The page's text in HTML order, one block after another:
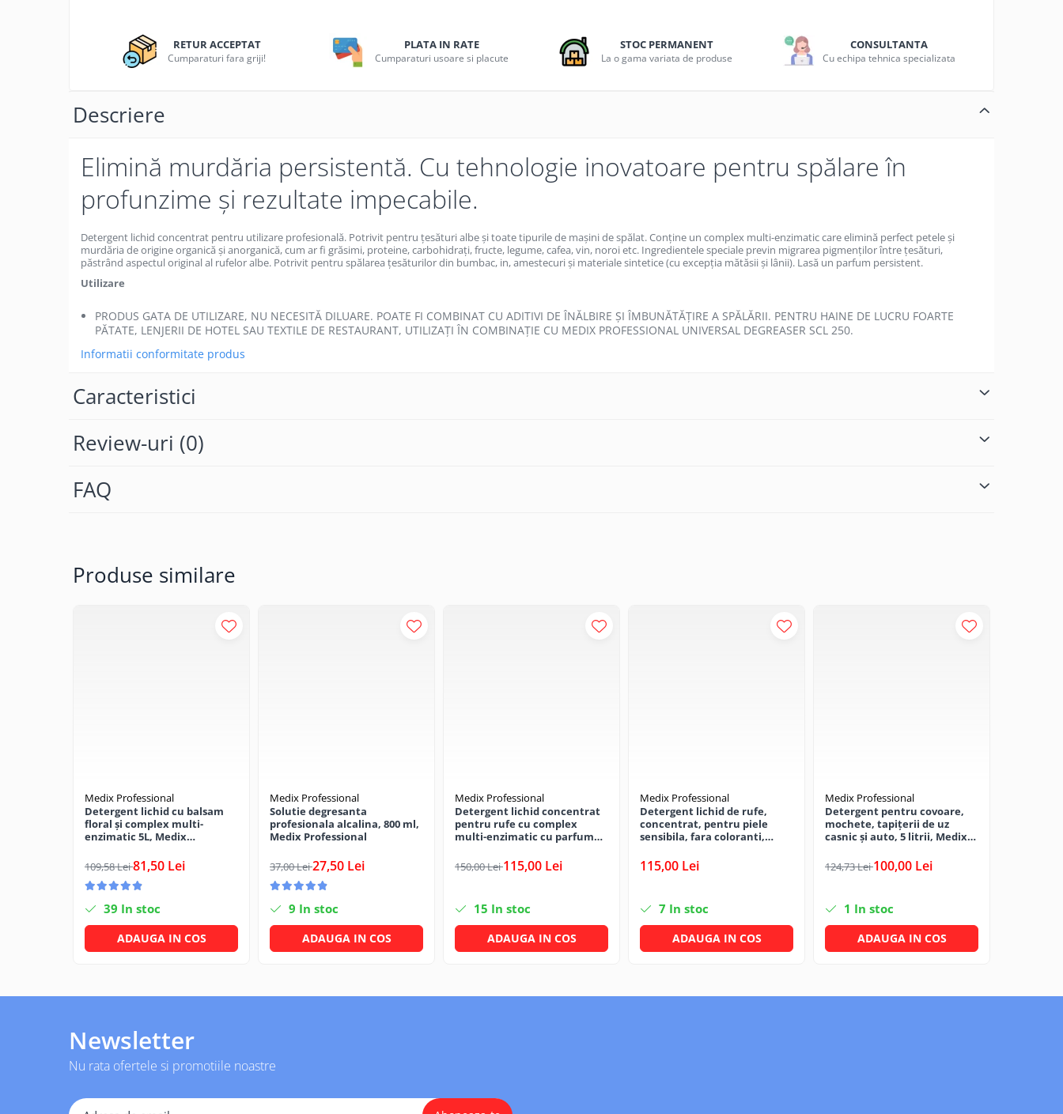
Sarma constructii
Sfoara si franghii
Suruburi, dibluri si accesorii
Corpuri de iluminat
Aplice si plafoniere
Lustre si pendule
Accesorii corpuri de iluminat
Lampi de veghe copii
Veioze si lampi
Accesorii decorative
Figurine si decoratiuni Craciun
Lumanari si candele
Accesorii pentru gradina
Articole antidaunatori gradina
Furtunuri gradinarit
Ghivece si suporturi
Hamace si leagane
Leagane copii
Lopeti si unelte deszapezit
Mobilier gradina
RETUR ACCEPTAT
Cumparaturi fara griji!
PLATA IN RATE
Cumparaturi usoare si placute
STOC PERMANENT
La o gama variata de produse
CONSULTANTA
Cu echipa tehnica specializata
Descriere
Elimină murdăria persistentă. Cu tehnologie inovatoare pentru spălare în
profunzime și rezultate impecabile.
Detergent lichid concentrat pentru utilizare profesională. Potrivit pentru țesături albe și toate tipurile de mașini de spălat. Conține un complex multi-enzimatic care elimină perfect petele și
murdăria de origine organică și anorganică, cum ar fi grăsimi, proteine, carbohidrați, fructe, legume, cafea, vin, noroi etc. Ingredientele speciale previn migrarea pigmenților între țesături,
păstrând aspectul original al rufelor albe. Potrivit pentru spălarea țesăturilor din bumbac, in, amestecuri și materiale sintetice (cu excepția mătăsii și lânii). Lasă un parfum persistent.
Utilizare
PRODUS GATA DE UTILIZARE, NU NECESITĂ DILUARE. POATE FI COMBINAT CU ADITIVI DE ÎNĂLBIRE ȘI ÎMBUNĂTĂȚIRE A SPĂLĂRII. PENTRU HAINE DE LUCRU FOARTE
PĂTATE, LENJERII DE HOTEL SAU TEXTILE DE RESTAURANT, UTILIZAȚI ÎN COMBINAȚIE CU MEDIX PROFESSIONAL UNIVERSAL DEGREASER SCL 250.
Informatii conformitate produs
Caracteristici
Review-uri (0)
FAQ
Produse similare
Medix Professional
Detergent lichid cu balsam
floral și complex multi-
enzimatic 5L, Medix
109,58 Lei81,50 Lei
39 In stoc
ADAUGA IN COS
Medix Professional
Solutie degresanta
profesionala alcalina, 800 ml,
Medix Professional
37,00 Lei27,50 Lei
9 In stoc
ADAUGA IN COS
Medix Professional
Detergent lichid concentrat
pentru rufe cu complex
multi-enzimatic cu parfum
Professional
150,00 Lei115,00 Lei
15 In stoc
ADAUGA IN COS
Medix Professional
Detergent lichid de rufe,
concentrat, pentru piele
sensibila, fara coloranti,
115,00 Lei
7 In stoc
ADAUGA IN COS
Medix Professional
Detergent pentru covoare,
mochete, tapițerii de uz
casnic și auto, 5 litrii, Medix
124,73 Lei100,00 Lei
1 In stoc
ADAUGA IN COS
Newsletter
Nu rata ofertele si promotiile noastre